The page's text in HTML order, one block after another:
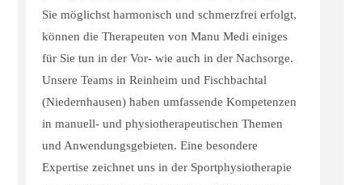
Sie möglichst harmonisch und schmerzfrei erfolgt,
können die Therapeuten von Manu Medi einiges
für Sie tun in der Vor- wie auch in der Nachsorge.
Unsere Teams in Reinheim und Fischbachtal
(Niedernhausen) haben umfassende Kompetenzen
in manuell- und physiotherapeutischen Themen
und Anwendungsgebieten. Eine besondere
Expertise zeichnet uns in der Sportphysiotherapie